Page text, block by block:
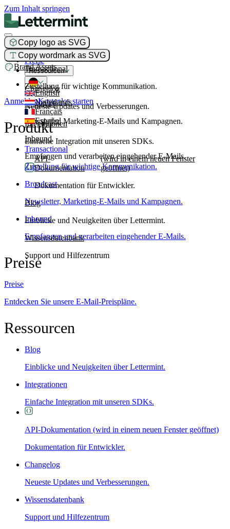
Zum Inhalt springen
Copy logo as SVG
Copy wordmark as SVG
Brand Assets
Produkt
Transactional
Zustellung für wichtige Kommunikation.
Broadcast
Newsletter, Marketing-E-Mails und Kampagnen.
Inbound
Empfangen und verarbeiten eingehender E-Mails.
Preise
Ressourcen
Changelog
Neueste Updates und Verbesserungen.
Integrationen
Einfache Integration mit unseren SDKs.
API-
Dokumentation
(wird in einem neuen Fenster
geöffnet)
Dokumentation für Entwickler.
Blog
Einblicke und Neuigkeiten über Lettermint.
Wissensdatenbank
Support und Hilfezentrum
English
Nederlands
Français
Español
AnmeldenKostenlos starten
Produkt
Transactional
Zustellung für wichtige Kommunikation.
Broadcast
Newsletter, Marketing-E-Mails und Kampagnen.
Inbound
Empfangen und verarbeiten eingehender E-Mails.
Preise
Preise
Entdecken Sie unsere E-Mail-Preispläne.
Ressourcen
Blog
Einblicke und Neuigkeiten über Lettermint.
Integrationen
Einfache Integration mit unseren SDKs.
API-Dokumentation (wird in einem neuen Fenster geöffnet)
Dokumentation für Entwickler.
Changelog
Neueste Updates und Verbesserungen.
Wissensdatenbank
Support und Hilfezentrum